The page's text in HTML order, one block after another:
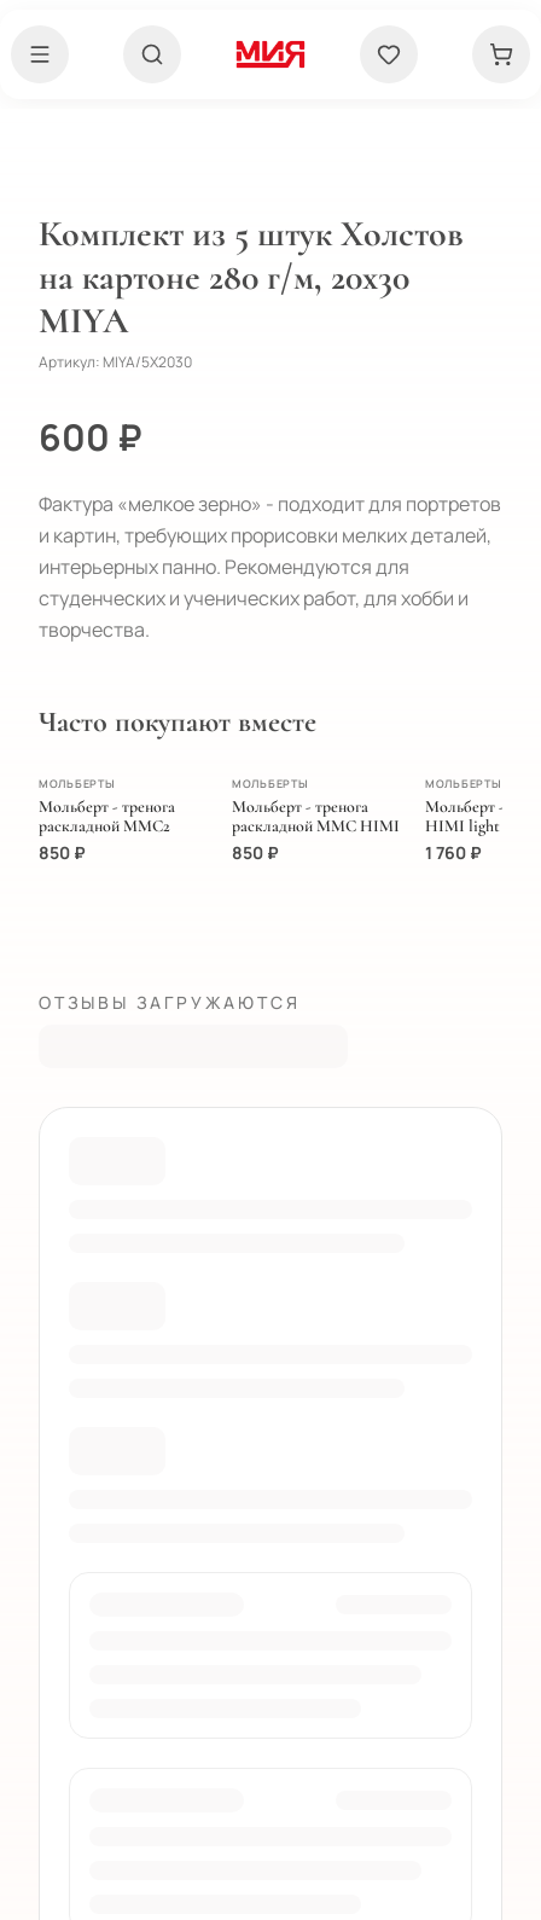
Комплект из 5 штук Холстов
на картоне 280 г/м, 20х30
MIYA
Артикул: MIYA/5X2030
600 ₽
Фактура «мелкое зерно» - подходит для портретов
и картин, требующих прорисовки мелких деталей,
интерьерных панно. Рекомендуются для
студенческих и ученических работ, для хобби и
творчества.
Часто покупают вместе
ПОПУЛЯРНОЕ
МОЛЬБЕРТЫ
Мольберт - тренога
раскладной MMC2
850 ₽
МОЛЬБЕРТЫ
Мольберт - тренога
раскладной MMC HIMI
850 ₽
МОЛЬБЕРТЫ
Мольберт -
HIMI light
1 760 ₽
ОТЗЫВЫ ЗАГРУЖАЮТСЯ